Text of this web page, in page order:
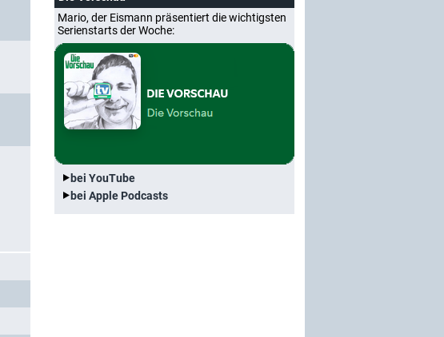
Mario, der Eismann präsentiert die wichtigsten
Serienstarts der Woche:
bei YouTube
bei Apple Podcasts